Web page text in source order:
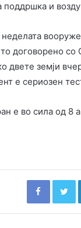
поддршка и
договорено
земји
е сериозен
е во сила од 8